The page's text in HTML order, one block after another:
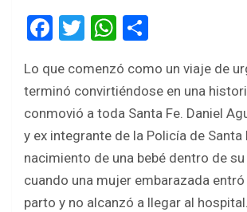
F
ce
b
o
o
k
T
tt
er
W
at
s
A
p
p
ar
e
Lo que comenzó como un viaje de
terminó convirtiéndose en una
conmovió a toda Santa Fe. Daniel
y ex integrante de la Policía de Santa
nacimiento de una bebé dentro de
cuando una mujer embarazada
parto y no alcanzó a llegar al hospital.